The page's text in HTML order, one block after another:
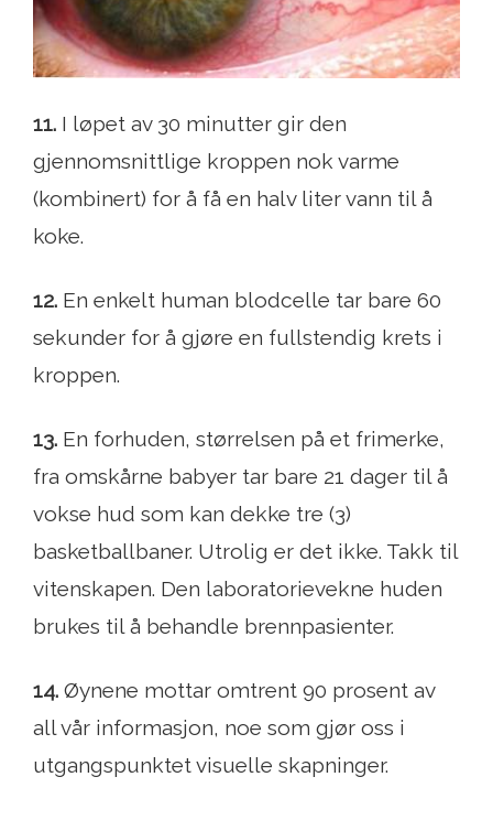
11. I løpet av 30 minutter gir den
gjennomsnittlige kroppen nok varme
(kombinert) for å få en halv liter vann til å
koke.
12. En enkelt human blodcelle tar bare 60
sekunder for å gjøre en fullstendig krets i
kroppen.
13. En forhuden, størrelsen på et frimerke,
fra omskårne babyer tar bare 21 dager til å
vokse hud som kan dekke tre (3)
basketballbaner. Utrolig er det ikke. Takk til
vitenskapen. Den laboratorievekne huden
brukes til å behandle brennpasienter.
14. Øynene mottar omtrent 90 prosent av
all vår informasjon, noe som gjør oss i
utgangspunktet visuelle skapninger.